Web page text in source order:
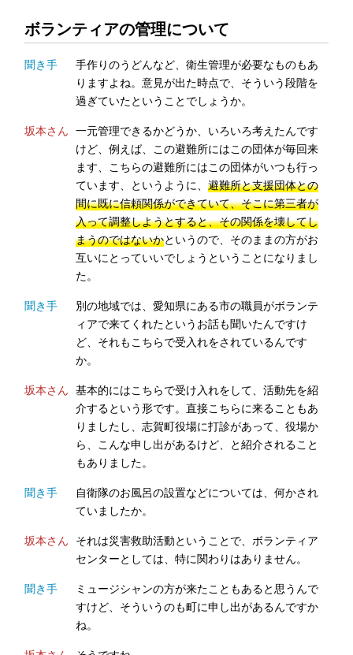
ボランティアの管理について
聞き手
手作りのうどんなど、衛生管理が必要なものもあ
りますよね。意見が出た時点で、そういう段階を
過ぎていたということでしょうか。
坂本さん 一元管理できるかどうか、いろいろ考えたんです
けど、例えば、この避難所にはこの団体が毎回来
ます、こちらの避難所にはこの団体がいつも行っ
ています、というように、避難所と支援団体との
間に既に信頼関係ができていて、そこに第三者が
入って調整しようとすると、その関係を壊してし
まうのではないかというので、そのままの方がお
互いにとっていいでしょうということになりまし
た。
聞き手
別の地域では、愛知県にある市の職員がボランテ
ィアで来てくれたというお話も聞いたんですけ
ど、それもこちらで受入れをされているんです
か。
坂本さん 基本的にはこちらで受け入れをして、活動先を紹
介するという形です。直接こちらに来ることもあ
りましたし、志賀町役場に打診があって、役場か
ら、こんな申し出があるけど、と紹介されること
もありました。
聞き手
自衛隊のお風呂の設置などについては、何かされ
ていましたか。
坂本さん それは災害救助活動ということで、ボランティア
センターとしては、特に関わりはありません。
聞き手
ミュージシャンの方が来たこともあると思うんで
すけど、そういうのも町に申し出があるんですか
ね。